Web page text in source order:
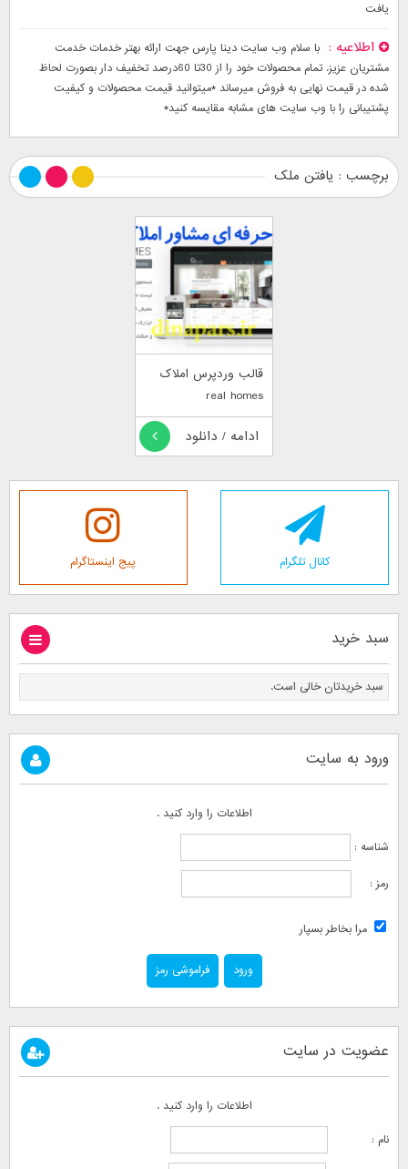
یافت
اطلاعیه
با سلام وب سایت دینا پارس جهت ارائه بهتر خدمات خدمت
مشتریان عزیز. تمام محصولات خود را از 30تا 60درصد تخفیف دار بصورت لحاظ
شده در قیمت نهایی به فروش میرساند *میتوانید قیمت محصولات و کیفیت
پشتیبانی را با وب سایت های مشابه مقایسه کنید*
برچسب : یافتن ملک
قالب وردپرس املاک
real homes
ادامه / دانلود
کانال تلگرام پیج اینستاگرام
سبد خرید
سبد خریدتان خالی است.
ورود به سایت
اطلاعات را وارد کنید .
شناسه :
رمز :
مرا بخاطر بسپار
فراموشی رمز
عضویت در سایت
اطلاعات را وارد کنید .
نام :